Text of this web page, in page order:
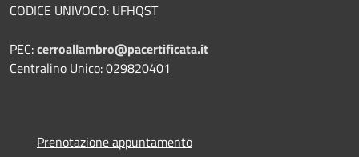
CODICE UNIVOCO: UFHQST
PEC:cerroallambro@pacertificata.it
Centralino Unico: 029820401
Prenotazione appuntamento